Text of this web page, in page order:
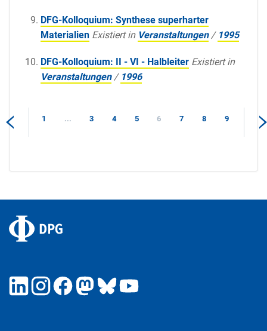
DFG-Kolloquium: Synthese superharter
Materialien Existiert in Veranstaltungen / 1995
DFG-Kolloquium: II - VI - Halbleiter Existiert in
Veranstaltungen / 1996
1 ... 3 4 5 6 7 8 9